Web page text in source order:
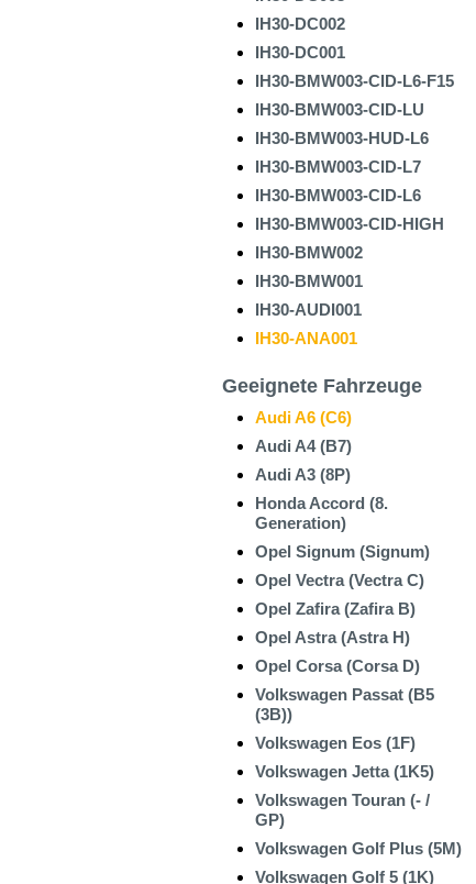
IH30-DC002
IH30-DC001
IH30-BMW003-CID-L6-F15
IH30-BMW003-CID-LU
IH30-BMW003-HUD-L6
IH30-BMW003-CID-L7
IH30-BMW003-CID-L6
IH30-BMW003-CID-HIGH
IH30-BMW002
IH30-BMW001
IH30-AUDI001
IH30-ANA001
Geeignete Fahrzeuge
Audi A6 (C6)
Audi A4 (B7)
Audi A3 (8P)
Honda Accord (8.
Generation)
Opel Signum (Signum)
Opel Vectra (Vectra C)
Opel Zafira (Zafira B)
Opel Astra (Astra H)
Opel Corsa (Corsa D)
Volkswagen Passat (B5
(3B))
Volkswagen Eos (1F)
Volkswagen Jetta (1K5)
Volkswagen Touran (- /
GP)
Volkswagen Golf Plus (5M)
Volkswagen Golf 5 (1K)